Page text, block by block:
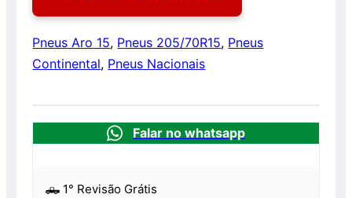
Pneus Aro 15, Pneus 205/70R15, Pneus
Continental, Pneus Nacionais
Falar no whatsapp
🛻 1° Revisão Grátis